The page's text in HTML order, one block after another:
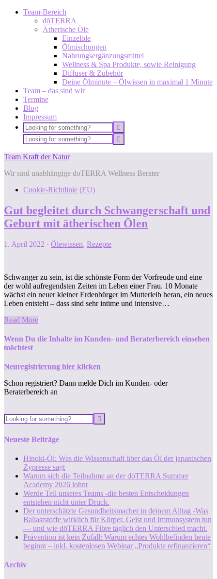
Team-Bereich
dōTERRA
Ätherische Öle
Einzelöle
Ölmischungen
Nahrungsergänzungsmittel
Wellness & Spa Produkte, sowie Reinigung
Diffuser & Zubehör
Deine Ölminute – Ölwissen in maximal 1 Minute
Team – das sind wir
Termine
Blog
Impressum
Team Kraft der Natur
Wir sind unabhängige doTERRA Wellness Berater
Cookie-Richtlinie (EU)
Gut begleitet durch Schwangerschaft und
Geburt mit ätherischen Ölen
1. April 2022 · Ölewissen, Rezepte
Schwanger zu sein, ist die schönste Form der Vorfreude und eine
der wohl aufregendsten Zeiten im Leben einer Frau. 10 Monate
wächst ein neuer kleiner Erdenbürger im Mutterleib heran, ein neues
Leben entsteht – dass sind sehr intime und intensive…
Read More
Wenn Du die Inhalte im Kunden- und Beraterbereich einsehen
möchtest
Neuregistrierung hier klicken
Schon registriert? Dann melde Dich im Kunden- oder
Beraterbereich an
Neueste Beiträge
Hinoki-Öl: Was die Wissenschaft über das Öl der japanischen
Zypresse sagt
Warum sich die Teilnahme an der dōTERRA Summer
Academy 2026 lohnt
Werde Teil unseres Teams -die besten Entscheidungen
entstehen nicht unter Druck.
Der unterschätzte Gesundheitsmacher in deinem Alltag -Was
Ballaststoffe wirklich für Körper, Geist und Immunsystem tun
— und wie dōTERRA Fibre täglich den Unterschied macht.
Prävention ist kein Zufall: Warum echtes Wohlbefinden heute
beginnt – inkl. kostenlosen Webinar „Produkte refinanzieren“
Archiv